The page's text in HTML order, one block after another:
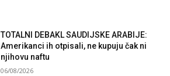
TOTALNI DEBAKL SAUDIJSKE ARABIJE:
Amerikanci ih otpisali, ne kupuju čak ni
njihovu naftu
06/08/2026